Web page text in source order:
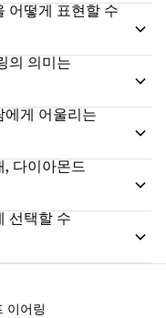
어떻게 표현할 수
의 의미는
게 어울리는
다이아몬드
선택할 수
이어링